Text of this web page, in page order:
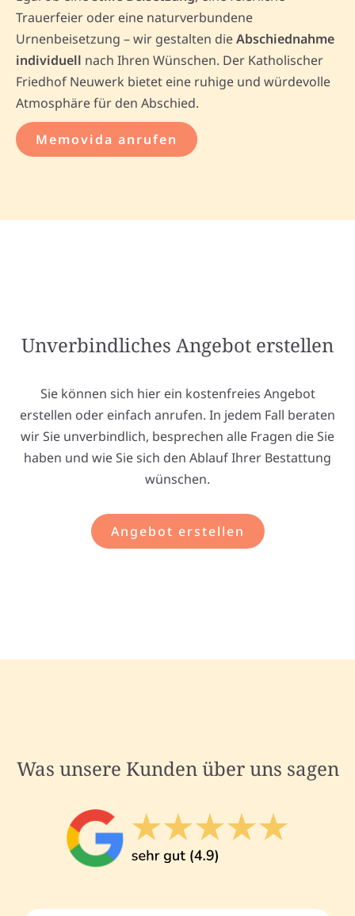
Trauerfeier oder eine naturverbundene
Urnenbeisetzung – wir gestalten dieAbschiednahme
individuell nach Ihren Wünschen. Der Katholischer
Friedhof Neuwerk bietet eine ruhige und würdevolle
Atmosphäre für den Abschied.
Memovida anrufen
Unverbindliches Angebot erstellen
Sie können sich hier ein kostenfreies Angebot
erstellen oder einfach anrufen. In jedem Fall beraten
wir Sie unverbindlich, besprechen alle Fragen die Sie
haben und wie Sie sich den Ablauf Ihrer Bestattung
wünschen.
Angebot erstellen
Was unsere Kunden über uns sagen